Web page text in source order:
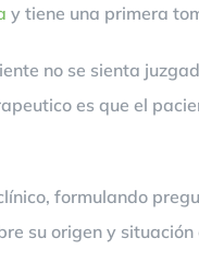
y tiene una primera
no se sienta
es que el
formulando
su origen y situación